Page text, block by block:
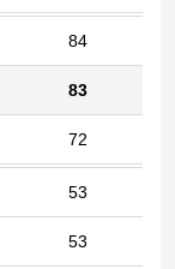
84
83
72
53
53